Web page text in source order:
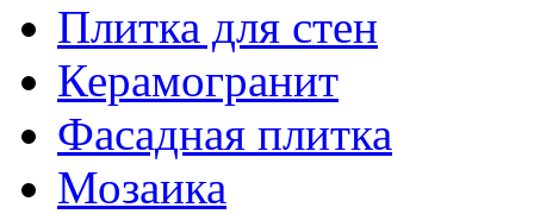
Плитка для стен
Керамогранит
Фасадная плитка
Мозаика